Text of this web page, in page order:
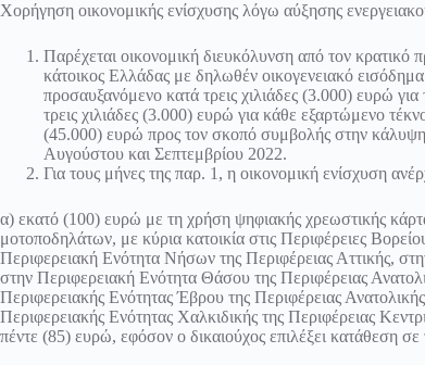
Χορήγηση οικονομικής ενίσχυσης λόγω αύξησης
Παρέχεται οικονομική διευκόλυνση από τον
κάτοικος Ελλάδας με δηλωθέν οικογενειακό
προσαυξανόμενο κατά τρεις χιλιάδες (3.000) ευρώ
τρεις χιλιάδες (3.000) ευρώ για κάθε εξαρτώμενο
(45.000) ευρώ προς τον σκοπό συμβολής στην
Αυγούστου και Σεπτεμβρίου 2022.
Για τους μήνες της παρ. 1, η οικονομική ενίσχυση
α) εκατό (100) ευρώ με τη χρήση ψηφιακής χρεωστικής
μοτοποδηλάτων, με κύρια κατοικία στις Περιφέρειες
Περιφερειακή Ενότητα Νήσων της Περιφέρειας Αττικής,
στην Περιφερειακή Ενότητα Θάσου της Περιφέρειας
Περιφερειακής Ενότητας Έβρου της Περιφέρειας
Περιφερειακής Ενότητας Χαλκιδικής της Περιφέρειας
πέντε (85) ευρώ, εφόσον ο δικαιούχος επιλέξει κατάθεση σε